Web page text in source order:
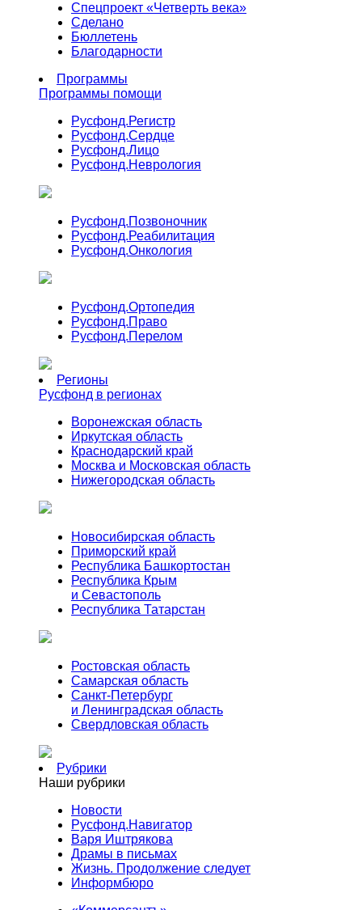
Спецпроект «Четверть века»
Сделано
Бюллетень
Благодарности
Программы
Программы помощи
Русфонд.Регистр
Русфонд.Сердце
Русфонд.Лицо
Русфонд.Неврология
Русфонд.Позвоночник
Русфонд.Реабилитация
Русфонд.Онкология
Русфонд.Ортопедия
Русфонд.Право
Русфонд.Перелом
Регионы
Русфонд в регионах
Воронежская область
Иркутская область
Краснодарский край
Москва и Московская область
Нижегородская область
Новосибирская область
Приморский край
Республика Башкортостан
Республика Крым
и Севастополь
Республика Татарстан
Ростовская область
Самарская область
Санкт-Петербург
и Ленинградская область
Свердловская область
Рубрики
Наши рубрики
Новости
Русфонд.Навигатор
Варя Иштрякова
Драмы в письмах
Жизнь. Продолжение следует
Информбюро